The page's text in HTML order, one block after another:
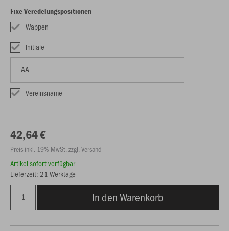
Fixe Veredelungspositionen
Wappen
Initiale
Vereinsname
42,64 €
Preis inkl. 19% MwSt. zzgl. Versand
Artikel sofort verfügbar
Lieferzeit: 21 Werktage
In den Warenkorb